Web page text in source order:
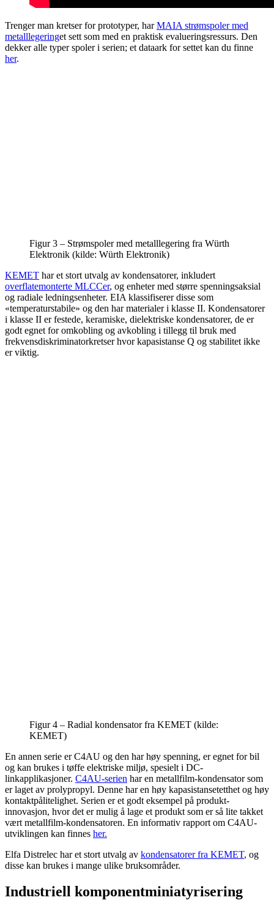
Trenger man kretser for prototyper, harMAIA strømspoler med
metalllegeringet sett som med en praktisk evalueringsressurs. Den
dekker alle typer spoler i serien; et dataark for settet kan du finne
her.
Figur 3 – Strømspoler med metalllegering fra Würth
Elektronik (kilde: Würth Elektronik)
KEMET har et stort utvalg av kondensatorer, inkludert
overflatemonterte MLCCer, og enheter med større spenningsaksial
og radiale ledningsenheter. EIA klassifiserer disse som
«temperaturstabile» og den har materialer i klasse II. Kondensatorer
i klasse II er festede, keramiske, dielektriske kondensatorer, de er
godt egnet for omkobling og avkobling i tillegg til bruk med
frekvensdiskriminatorkretser hvor kapasistanse Q og stabilitet ikke
er viktig.
Figur 4 – Radial kondensator fra KEMET (kilde:
KEMET)
En annen serie er C4AU og den har høy spenning, er egnet for bil
og kan brukes i tøffe elektriske miljø, spesielt i DC-
linkapplikasjoner. C4AU-serien har en metallfilm-kondensator som
er laget av prolypropyl. Denne har en høy kapasistansetetthet og høy
kontaktpålitelighet. Serien er et godt eksempel på produkt-
innovasjon, hvor det er mulig å lage et produkt som er så lite takket
vært metallfilm-kondensatoren. En informativ rapport om C4AU-
utviklingen kan finnes her.
Elfa Distrelec har et stort utvalg av kondensatorer fra KEMET, og
disse kan brukes i mange ulike bruksområder.
Industriell komponentminiatyrisering